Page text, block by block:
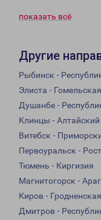
показать всё
Другие
Рыбинск -
Элиста -
Душанбе -
Клинцы - Алтайский
Витебск -
Первоуральск -
Тюмень - Киргизия
Магнитогорск -
Киров -
Дмитров -